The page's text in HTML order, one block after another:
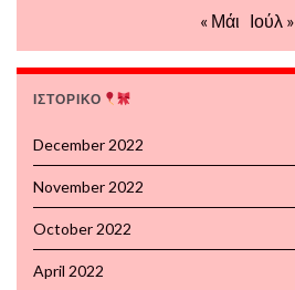
« Μάι Ιούλ »
ΙΣΤΟΡΙΚΟ
December 2022
November 2022
October 2022
April 2022